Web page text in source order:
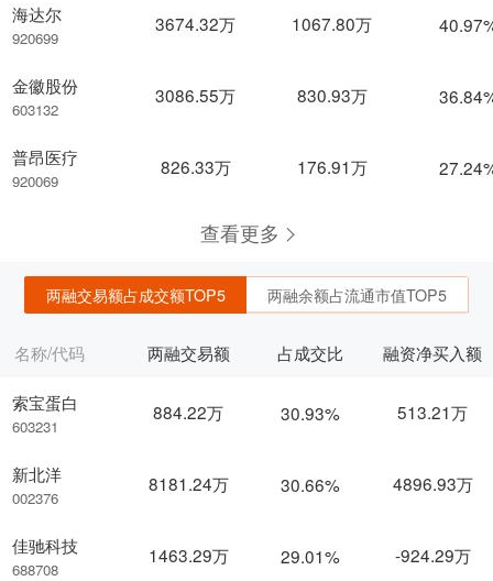
海达尔
920699
金徽股份
603132
普昂医疗
920069
3674.32万 1067.80万
3086.55万 830.93万
826.33万 176.91万
查看更多
两融交易额占成交额TOP5 两融余额占流通市值TOP5
名称/代码
索宝蛋白
603231
新北洋
002376
佳驰科技
688708
两融交易额 占成交比 融资净买入额
884.22万 30.93% 513.21万
8181.24万 30.66% 4896.93万
1463.29万 29.01% -924.29万